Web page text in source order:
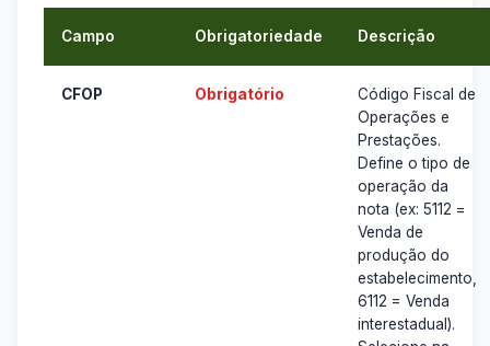
Campo Obrigatoriedade Descrição
CFOP Obrigatório
Código Fiscal de
Operações e
Prestações.
Define o tipo de
operação da
nota (ex: 5112 =
Venda de
produção do
estabelecimento,
6112 = Venda
interestadual).